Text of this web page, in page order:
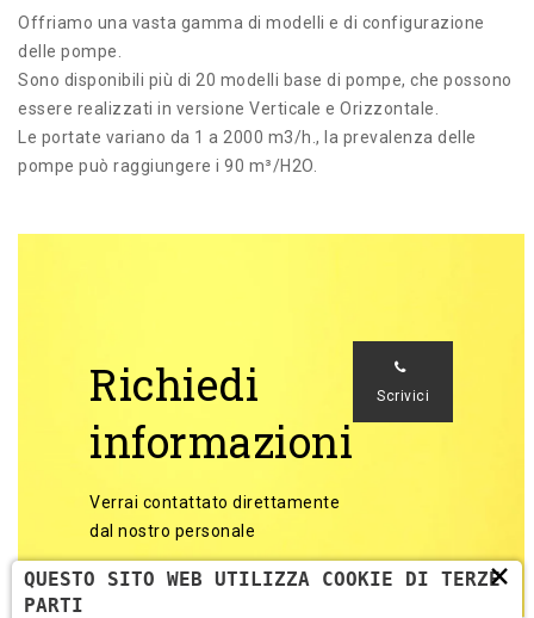
Offriamo una vasta gamma di modelli e di configurazione
delle pompe.
Sono disponibili più di 20 modelli base di pompe, che possono
essere realizzati in versione Verticale e Orizzontale.
Le portate variano da 1 a 2000 m3/h., la prevalenza delle
pompe può raggiungere i 90 m³/H2O.
Richiedi
informazioni
Verrai contattato direttamente
dal nostro personale
Scrivici
×
QUESTO SITO WEB UTILIZZA COOKIE DI TERZE
PARTI